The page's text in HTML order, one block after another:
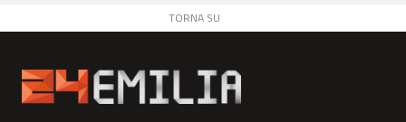
TORNA SU